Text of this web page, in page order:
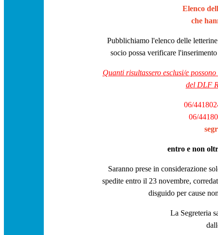
Elenco
che
Pubblichiamo l'elenco delle
socio possa verificare
Quanti risultassero esclusi/e
del DLF
06/
06/
entro e non
Saranno prese in considerazione
spedite entro il 23 novembre,
disguido per cause
La Segreteria